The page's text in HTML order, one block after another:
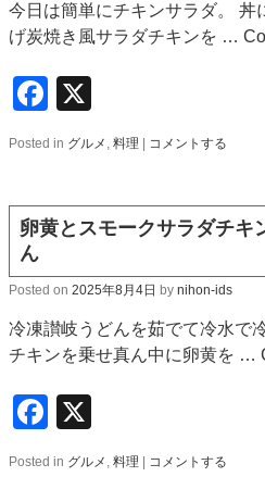
今日は簡単にチキンサラダ。 丼
げ炭焼き風サラダチキンを …
Facebook
Posted in グルメ , 料理 コメントする
卵黄とスモークサラダチキ
ん
Posted on 2025年8月4日 by nihon-ids
冷凍讃岐うどんを茹でて冷水で
チキンを乗せ真ん中に卵黄を …
Facebook
Posted in グルメ , 料理 コメントする